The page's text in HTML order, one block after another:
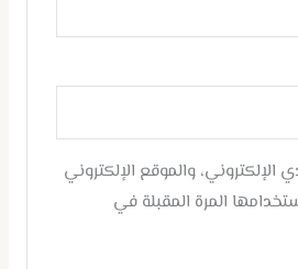
والموقع الإلكتروني
المرة المقبلة في